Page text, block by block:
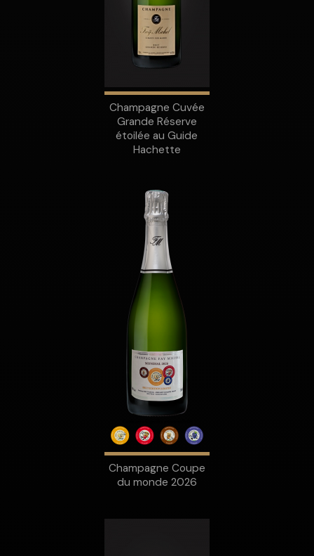
Champagne Cuvée
Grande Réserve
étoilée au Guide
Hachette
Champagne Coupe
du monde 2026